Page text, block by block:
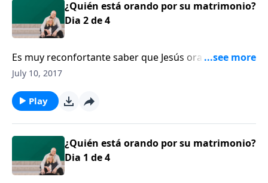
¿Quién está orando por su matrimonio?
Dia 2 de 4
Es muy reconfortante saber que Jesús ora por
nosotros, así dice la Escritura, aun por las cosas que
Así nos recuerda David Nasser en esta serie de
mensajes.
July 10, 2017
Play
¿Quién está orando por su matrimonio?
Dia 1 de 4